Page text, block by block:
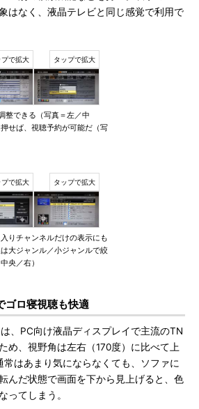
はなく、液晶テレビと同じ感覚で利用で
整できる（写真＝左／中
せば、視聴予約が可能だ（写
りチャンネルだけの表示にも
大ジャンル／小ジャンルで絞
央／右）
ゴロ寝視聴も快適
、PC向け液晶ディスプレイで主流のTN
め、視野角は左右（170度）に比べて上
常はあまり気にならなくても、ソファに
んだ状態で画面を下から見上げると、色
ってしまう。